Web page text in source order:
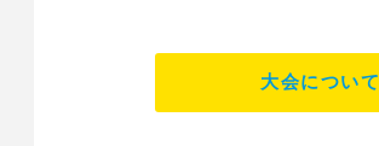
大会について